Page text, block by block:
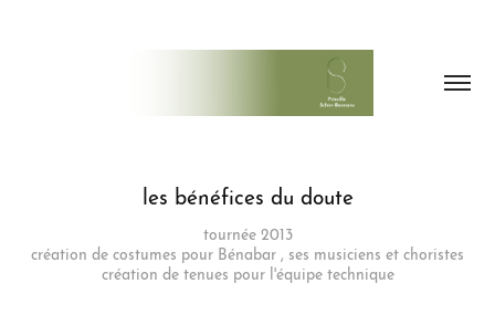
les bénéfices du doute
tournée 2013
création de costumes pour Bénabar , ses musiciens et choristes
création de tenues pour l'équipe technique